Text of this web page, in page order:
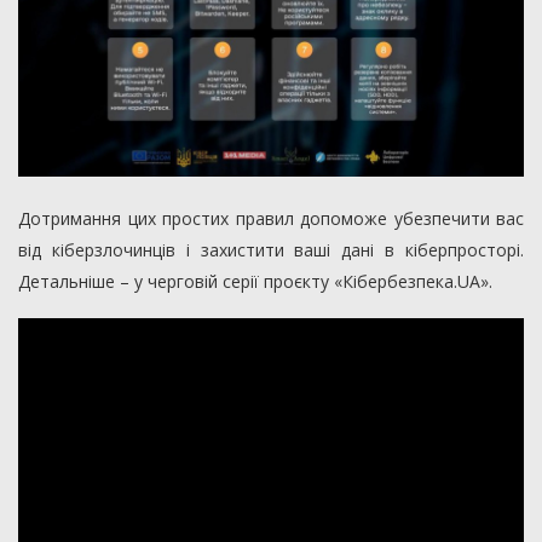
Дотримання цих простих правил допоможе убезпечити вас
від кіберзлочинців і захистити ваші дані в кіберпросторі.
Детальніше – у черговій серії проєкту «Кібербезпека.UA».